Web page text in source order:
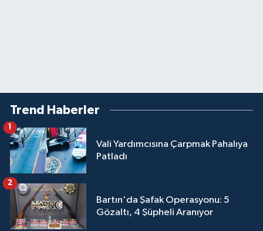
Trend Haberler
Vali Yardımcısına Çarpmak Pahalıya
Patladı
1
Bartın'da Şafak Operasyonu: 5
Gözaltı, 4 Şüpheli Aranıyor
2